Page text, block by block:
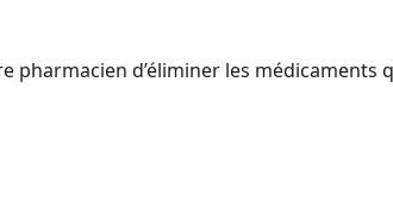
pharmacien d’éliminer les médicaments